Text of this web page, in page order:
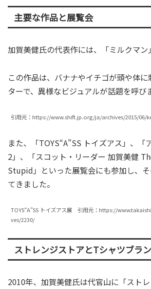
主要な作品と展覧会
加賀美健氏の代表作には、「ミルクマン
この作品は、バナナやイチゴが頭や体
ターで、異様なビジュアルが話題を呼び
引用元：https://www.shift.jp.org/ja/archives/2015/06/
また、「TOYS“A”SS トイズアス」、「
2」、「スコット・リーダー 加賀美健
Stupid」といった展覧会にも参加し、
てきました。
TOYS“A”SS トイズアス展 引用元：https://
ves/2230/
ストレンジストアとTシャツブラン
2010年、加賀美健氏は代官山に「スト